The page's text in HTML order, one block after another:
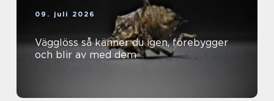
09. juli 2026
Vägglöss så känner du igen, förebygger
och blir av med dem